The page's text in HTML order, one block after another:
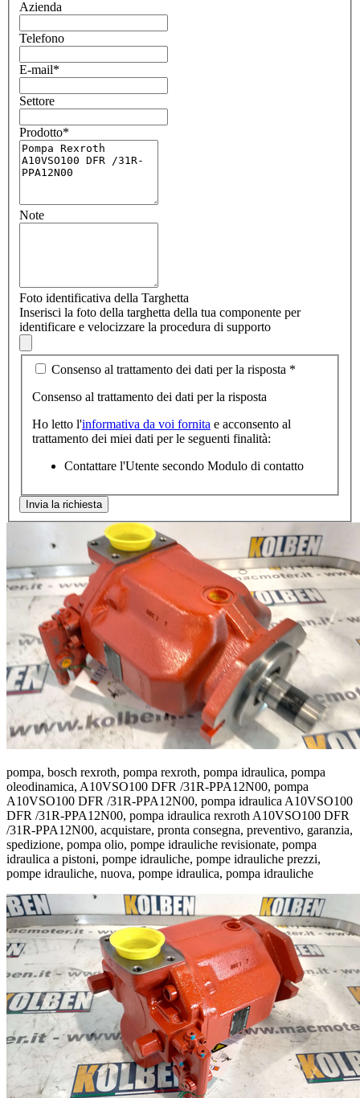
Azienda
Telefono
E-mail*
Settore
Prodotto*
Note
Foto identificativa della Targhetta
Inserisci la foto della targhetta della tua componente per
identificare e velocizzare la procedura di supporto
Consenso al trattamento dei dati per la risposta *
Consenso al trattamento dei dati per la risposta
Ho letto l'informativa da voi fornita e acconsento al
trattamento dei miei dati per le seguenti finalità:
Contattare l'Utente secondo Modulo di contatto
pompa, bosch rexroth, pompa rexroth, pompa idraulica, pompa
oleodinamica, A10VSO100 DFR /31R-PPA12N00, pompa
A10VSO100 DFR /31R-PPA12N00, pompa idraulica A10VSO100
DFR /31R-PPA12N00, pompa idraulica rexroth A10VSO100 DFR
/31R-PPA12N00, acquistare, pronta consegna, preventivo, garanzia,
spedizione, pompa olio, pompe idrauliche revisionate, pompa
idraulica a pistoni, pompe idrauliche, pompe idrauliche prezzi,
pompe idrauliche, nuova, pompe idraulica, pompa idrauliche